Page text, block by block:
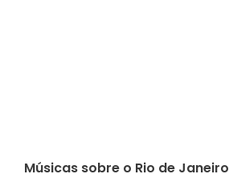
Músicas sobre o Rio de Janeiro